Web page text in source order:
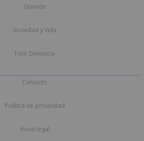
Opinión
Sociedad y Vida
Foto Denuncia
Contacto
Política de privacidad
Aviso legal